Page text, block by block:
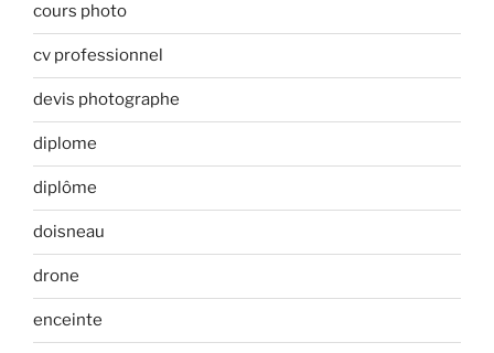
cours photo
cv professionnel
devis photographe
diplome
diplôme
doisneau
drone
enceinte